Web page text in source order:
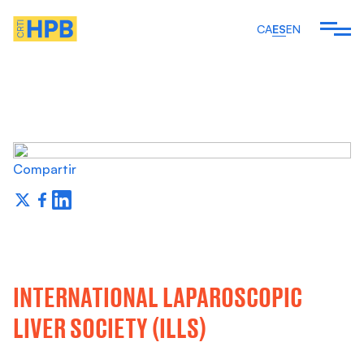
CAESEN
Y
Compartir
INTERNATIONAL LAPAROSCOPIC
LIVER SOCIETY (ILLS)